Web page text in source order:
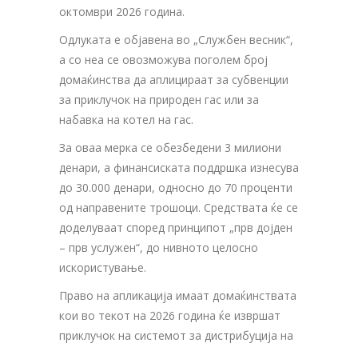
октомври 2026 година.
Одлуката е објавена во „Службен весник“,
а со неа се овозможува поголем број
домаќинства да аплицираат за субвенции
за приклучок на природен гас или за
набавка на котел на гас.
За оваа мерка се обезбедени 3 милиони
денари, а финансиската поддршка изнесува
до 30.000 денари, односно до 70 проценти
од направените трошоци. Средствата ќе се
доделуваат според принципот „прв дојден
– прв услужен“, до нивното целосно
искористување.
Право на апликација имаат домаќинствата
кои во текот на 2026 година ќе извршат
приклучок на системот за дистрибуција на